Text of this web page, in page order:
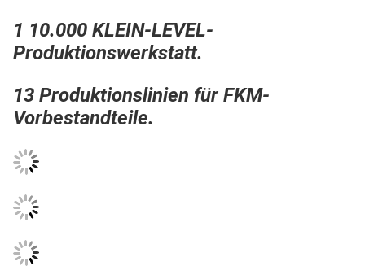
1 10.000 KLEIN-LEVEL-
Produktionswerkstatt.
13 Produktionslinien für FKM-
Vorbestandteile.